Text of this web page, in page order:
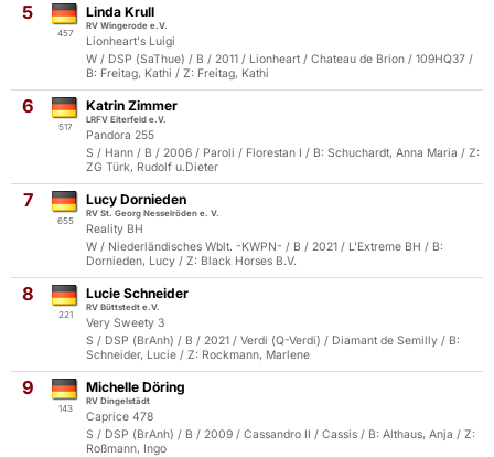
5
457
Linda Krull
RV Wingerode e.V.
Lionheart's Luigi
W / DSP (SaThue) / B / 2011 / Lionheart / Chateau de Brion / 109HQ37 /
B: Freitag, Kathi / Z: Freitag, Kathi
6
517
Katrin Zimmer
LRFV Eiterfeld e.V.
Pandora 255
S / Hann / B / 2006 / Paroli / Florestan I / B: Schuchardt, Anna Maria / Z:
ZG Türk, Rudolf u.Dieter
7
655
Lucy Dornieden
RV St. Georg Nesselröden e. V.
Reality BH
W / Niederländisches Wblt. -KWPN- / B / 2021 / L'Extreme BH / B:
Dornieden, Lucy / Z: Black Horses B.V.
8
221
Lucie Schneider
RV Büttstedt e.V.
Very Sweety 3
S / DSP (BrAnh) / B / 2021 / Verdi (Q-Verdi) / Diamant de Semilly / B:
Schneider, Lucie / Z: Rockmann, Marlene
9
143
Michelle Döring
RV Dingelstädt
Caprice 478
S / DSP (BrAnh) / B / 2009 / Cassandro II / Cassis / B: Althaus, Anja / Z:
Roßmann, Ingo